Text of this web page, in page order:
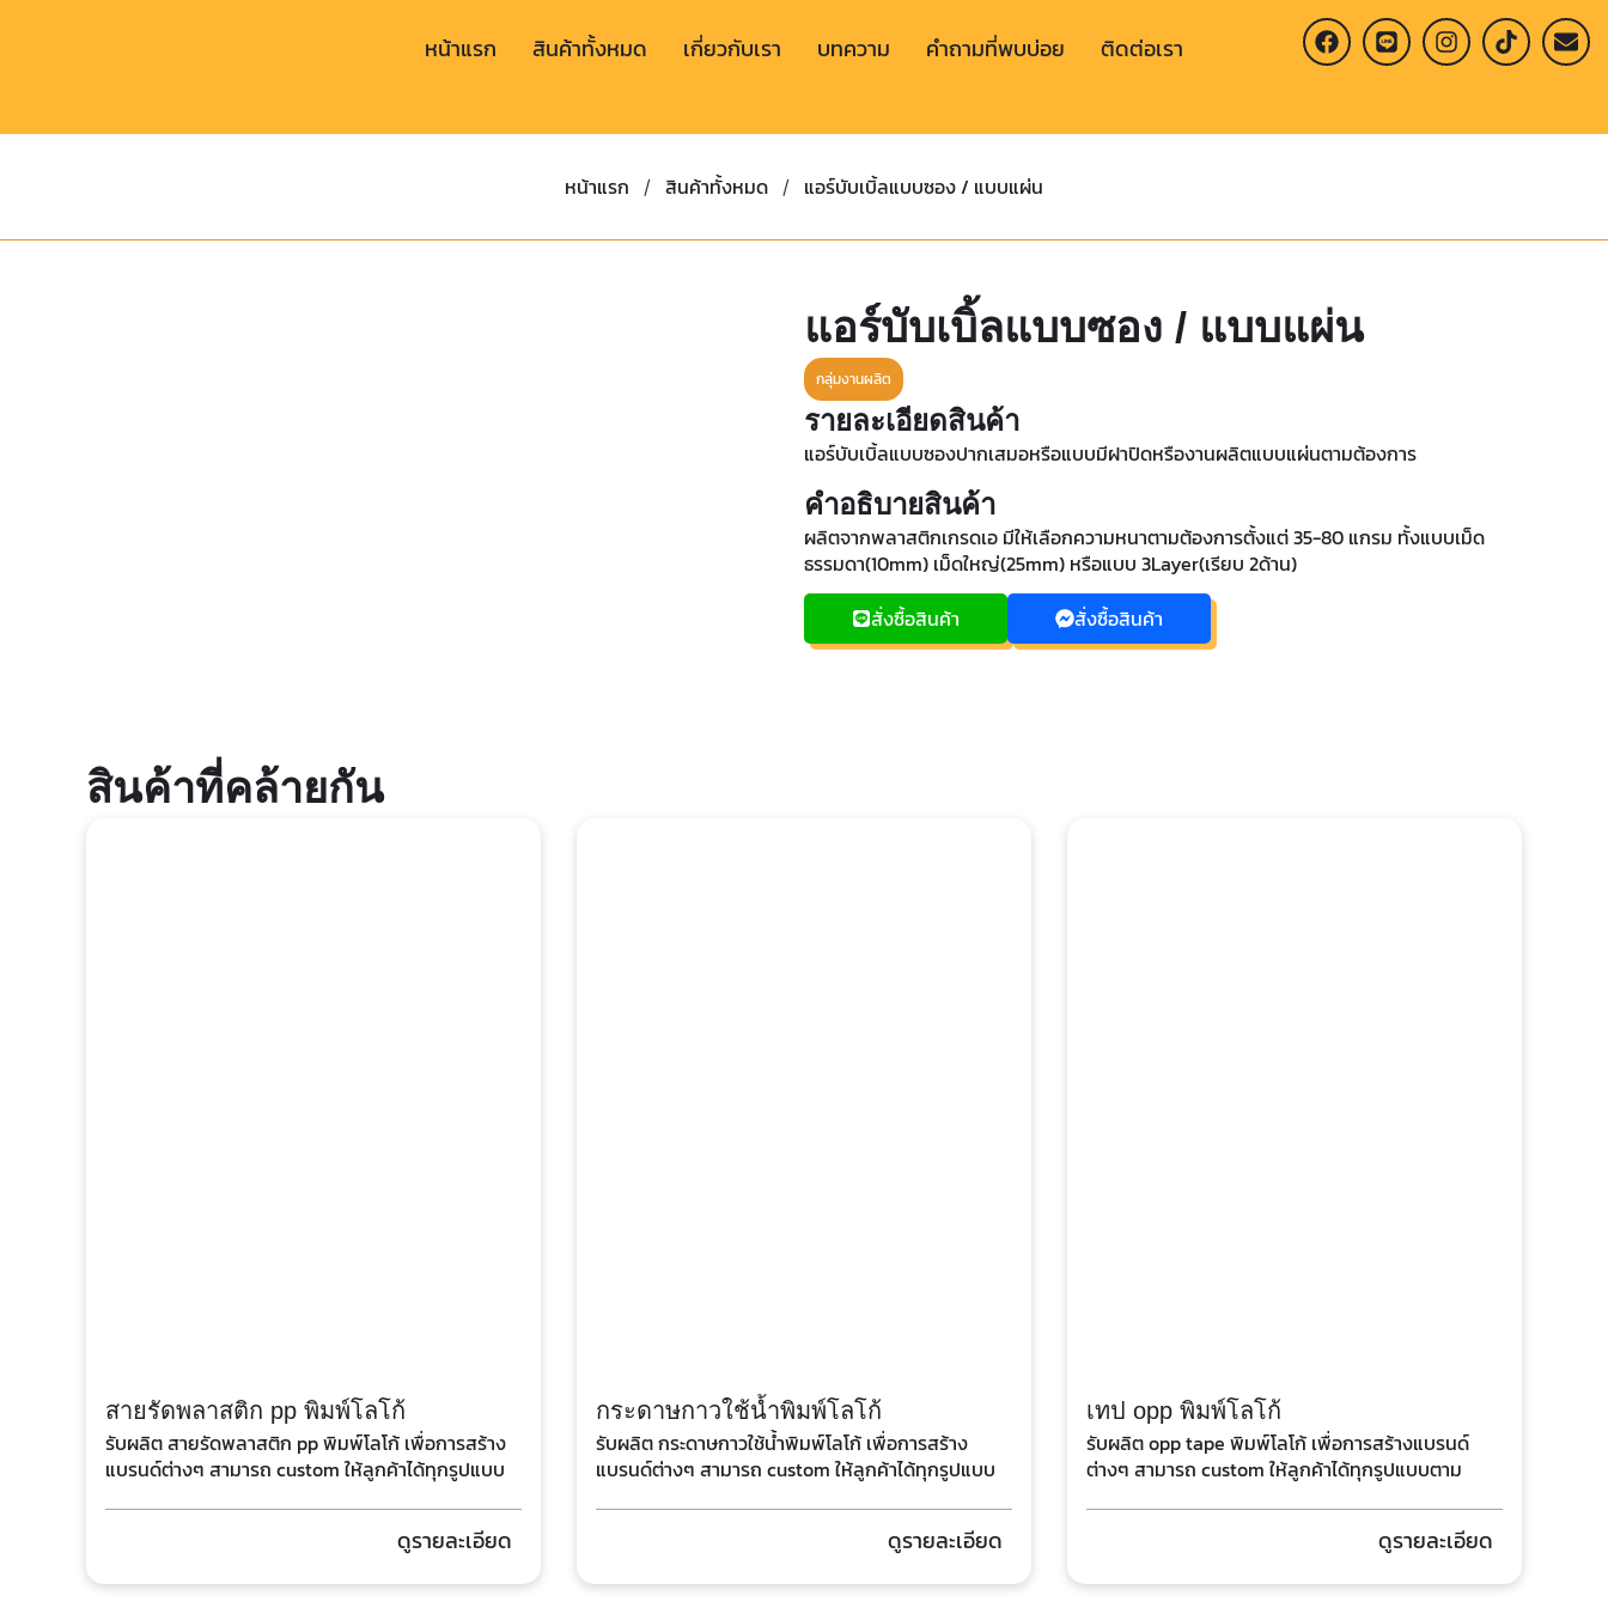
หน้าแรก สินค้าทั้งหมด เกี่ยวกับเรา บทความ คำถามที่พบบ่อย ติดต่อเรา
หน้าแรก / สินค้าทั้งหมด / แอร์บับเบิ้ลแบบซอง / แบบแผ่น
แอร์บับเบิ้ลแบบซอง / แบบแผ่น
กลุ่มงานผลิต
รายละเอียดสินค้า
แอร์บับเบิ้ลแบบซองปากเสมอหรือแบบมีฝาปิดหรืองานผลิตแบบแผ่นตามต้องการ
คำอธิบายสินค้า
ผลิตจากพลาสติกเกรดเอ มีให้เลือกความหนาตามต้องการตั้งแต่ 35-80 แกรม ทั้งแบบเม็ด
ธรรมดา(10mm) เม็ดใหญ่(25mm) หรือแบบ 3Layer(เรียบ 2ด้าน)
สั่งซื้อสินค้า
สั่งซื้อสินค้า
สินค้าที่คล้ายกัน
สายรัดพลาสติก pp พิมพ์โลโก้
รับผลิต สายรัดพลาสติก pp พิมพ์โลโก้ เพื่อการสร้าง
แบรนด์ต่างๆ สามารถ custom ให้ลูกค้าได้ทุกรูปแบบ
ดูรายละเอียด
กระดาษกาวใช้น้ำพิมพ์โลโก้
รับผลิต กระดาษกาวใช้น้ำพิมพ์โลโก้ เพื่อการสร้าง
แบรนด์ต่างๆ สามารถ custom ให้ลูกค้าได้ทุกรูปแบบ
ดูรายละเอียด
เทป opp พิมพ์โลโก้
รับผลิต opp tape พิมพ์โลโก้ เพื่อการสร้างแบรนด์
ต่างๆ สามารถ custom ให้ลูกค้าได้ทุกรูปแบบตาม
ดูรายละเอียด